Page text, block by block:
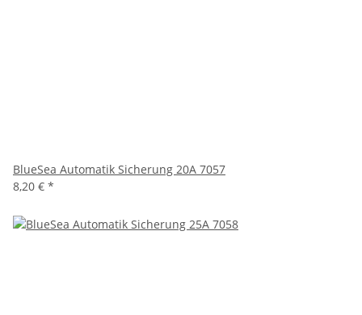
BlueSea Automatik Sicherung 20A 7057
8,20 € *